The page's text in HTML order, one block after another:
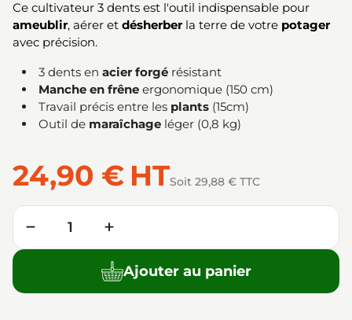
Ce cultivateur 3 dents est l'outil indispensable pour
ameublir, aérer et désherberla terre de votre potager
avec précision.
3 dents en acier forgé résistant
Manche en frêne ergonomique (150 cm)
Travail précis entre les plants (15cm)
Outil de maraîchage léger (0,8 kg)
24,90 € HTSoit 29,88 € TTC
Quantité
− +
Ajouter au panier